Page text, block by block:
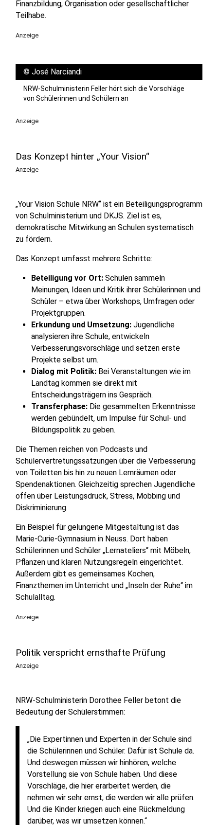
Finanzbildung, Organisation oder gesellschaftlicher
Teilhabe.
Anzeige
© José Narciandi
NRW-Schulministerin Feller hört sich die Vorschläge
von Schülerinnen und Schülern an
Anzeige
Das Konzept hinter „Your Vision“
Anzeige
„Your Vision Schule NRW“ ist ein Beteiligungsprogramm
von Schulministerium und DKJS. Ziel ist es,
demokratische Mitwirkung an Schulen systematisch
zu fördern.
Das Konzept umfasst mehrere Schritte:
Beteiligung vor Ort: Schulen sammeln
Meinungen, Ideen und Kritik ihrer Schülerinnen und
Schüler – etwa über Workshops, Umfragen oder
Projektgruppen.
Erkundung und Umsetzung: Jugendliche
analysieren ihre Schule, entwickeln
Verbesserungsvorschläge und setzen erste
Projekte selbst um.
Dialog mit Politik: Bei Veranstaltungen wie im
Landtag kommen sie direkt mit
Entscheidungsträgern ins Gespräch.
Transferphase: Die gesammelten Erkenntnisse
werden gebündelt, um Impulse für Schul- und
Bildungspolitik zu geben.
Die Themen reichen von Podcasts und
Schülervertretungssatzungen über die Verbesserung
von Toiletten bis hin zu neuen Lernräumen oder
Spendenaktionen. Gleichzeitig sprechen Jugendliche
offen über Leistungsdruck, Stress, Mobbing und
Diskriminierung.
Ein Beispiel für gelungene Mitgestaltung ist das
Marie-Curie-Gymnasium in Neuss. Dort haben
Schülerinnen und Schüler „Lernateliers“ mit Möbeln,
Pflanzen und klaren Nutzungsregeln eingerichtet.
Außerdem gibt es gemeinsames Kochen,
Finanzthemen im Unterricht und „Inseln der Ruhe“ im
Schulalltag.
Anzeige
Politik verspricht ernsthafte Prüfung
Anzeige
NRW-Schulministerin Dorothee Feller betont die
Bedeutung der Schülerstimmen:
„Die Expertinnen und Experten in der Schule sind
die Schülerinnen und Schüler. Dafür ist Schule da.
Und deswegen müssen wir hinhören, welche
Vorstellung sie von Schule haben. Und diese
Vorschläge, die hier erarbeitet werden, die
nehmen wir sehr ernst, die werden wir alle prüfen.
Und die Kinder kriegen auch eine Rückmeldung
darüber, was wir umsetzen können.“